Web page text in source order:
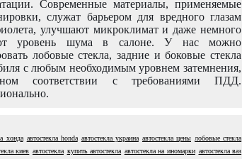
Современные материалы, применяемые
служат барьером для вредного глазам
улучшают микроклимат и даже немного
уровень шума в салоне. У нас можно
лобовые стекла, задние и боковые стекла
с любым необходимым уровнем затемнения,
соответствии с требованиями ПДД.
хонда автостекла honda автостекла украина автостекла цены лобовые стекла
киев автостекла купить автостекла автостекла на иномарки автостекла ваз